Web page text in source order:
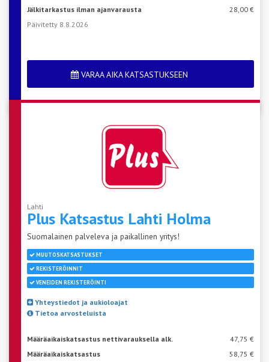
Jälkitarkastus ilman ajanvarausta
28,00 €
Päivitetty 8.8.2026
VARAA AIKA KATSASTUKSEEN
Lahti
Plus Katsastus Lahti Holma
Suomalainen palveleva ja paikallinen yritys!
MUUTOSKATSASTUKSET
REKISTERÖINNIT
VENEIDEN REKISTERÖINTI
Yhteystiedot ja aukioloajat
Tietoa arvosteluista
Määräaikaiskatsastus nettivarauksella alk.
47,75 €
Määräaikaiskatsastus
58,75 €